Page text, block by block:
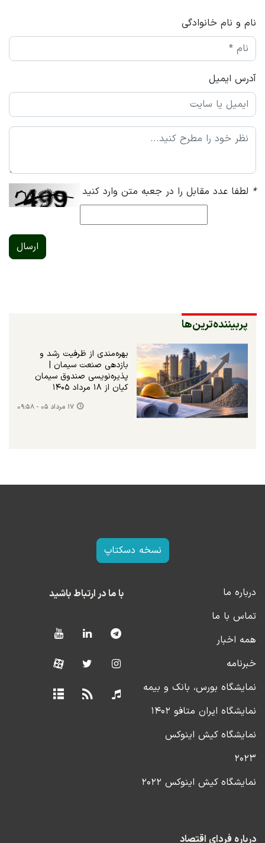
نام و نام خانوادگی
آدرس ایمیل
* لطفا عدد مقابل را در جعبه متن وارد کنید
ارسال
پربیننده‌ترین‌ها
بهره‌مندی از ظرفیت رشد و
بازدهی صنعت سیمان |
پذیره‌نویسی صندوق سیمان
کیان از ۱۸ مرداد ۱۴۰۵
۱۷ مرداد ۰۵ - ۰۹:۵۸
نسخه دسکتاپ
درباره ما
تماس با ما
همه اخبار
خبرنامه
نمایشگاه بورس، بانک و بیمه
نمایشگاه ایران متافو ۱۴۰۲
نمایشگاه کیش اینوکس
۲۰۲۳
نمایشگاه کیش اینوکس ۲۰۲۲
با ما در ارتباط باشید
درباره فردای اقتصاد